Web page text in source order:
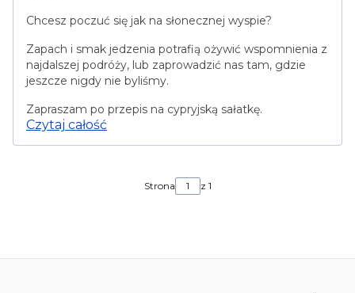
Chcesz poczuć się jak na słonecznej wyspie?
Zapach i smak jedzenia potrafią ożywić wspomnienia z
najdalszej podróży, lub zaprowadzić nas tam, gdzie
jeszcze nigdy nie byliśmy.
Zapraszam po przepis na cypryjską sałatkę.
Czytaj całość
Strona z 1